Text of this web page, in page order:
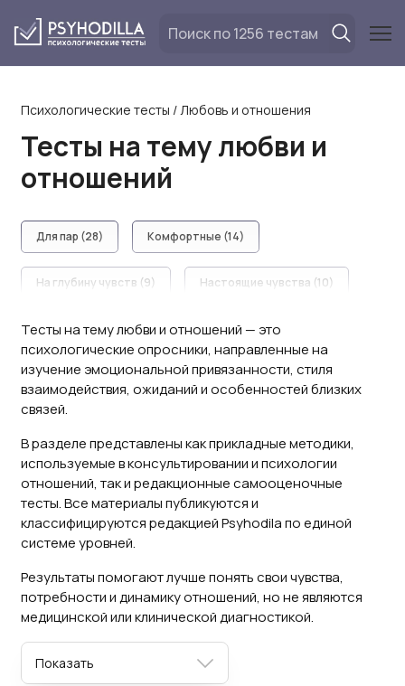
Психологические тесты /Любовь и отношения
Тесты на тему любви и
отношений
Для пар (28) Комфортные (14)
На глубину чувств (9) Настоящие чувства (10)
Нужны ли отношения (11) Проверка чувств (18)
Романтические (18) Семейные (23)
Уровень (8)
Тесты на тему любви и отношений — это
психологические опросники, направленные на
изучение эмоциональной привязанности, стиля
взаимодействия, ожиданий и особенностей близких
связей.
В разделе представлены как прикладные методики,
используемые в консультировании и психологии
отношений, так и редакционные самооценочные
тесты. Все материалы публикуются и
классифицируются редакцией Psyhodila по единой
системе уровней.
Результаты помогают лучше понять свои чувства,
потребности и динамику отношений, но не являются
медицинской или клинической диагностикой.
Показать